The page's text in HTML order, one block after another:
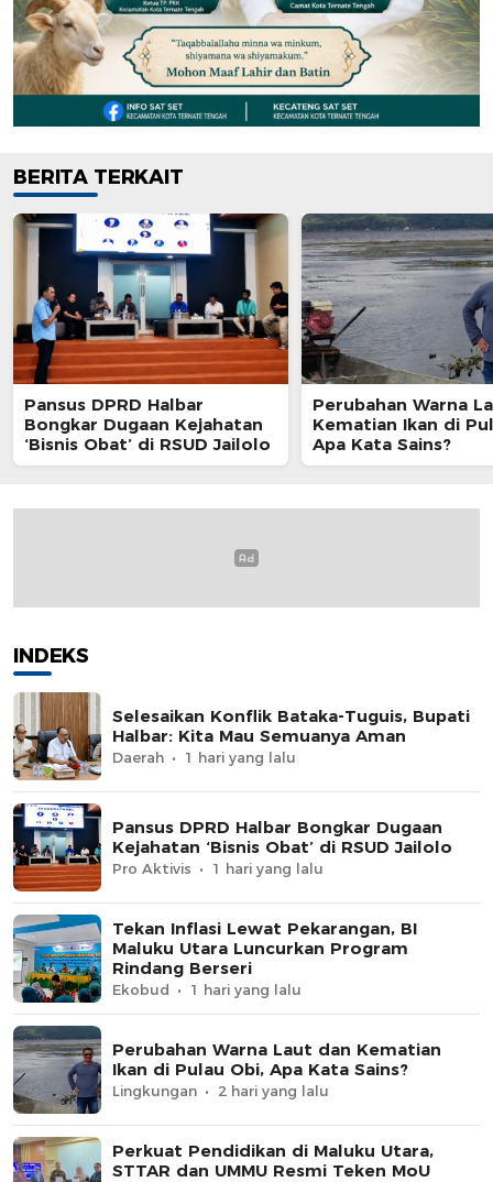
BERITA TERKAIT
Pansus DPRD Halbar
Bongkar Dugaan Kejahatan
‘Bisnis Obat’ di RSUD Jailolo
Perubahan Warna
Kematian Ikan di
Apa Kata Sains?
INDEKS
Selesaikan Konflik Bataka-Tuguis, Bupati
Halbar: Kita Mau Semuanya Aman
Daerah 1 hari yang lalu
Pansus DPRD Halbar Bongkar Dugaan
Kejahatan ‘Bisnis Obat’ di RSUD Jailolo
Pro Aktivis 1 hari yang lalu
Tekan Inflasi Lewat Pekarangan, BI
Maluku Utara Luncurkan Program
Rindang Berseri
Ekobud 1 hari yang lalu
Perubahan Warna Laut dan Kematian
Ikan di Pulau Obi, Apa Kata Sains?
Lingkungan 2 hari yang lalu
Perkuat Pendidikan di Maluku Utara,
STTAR dan UMMU Resmi Teken MoU